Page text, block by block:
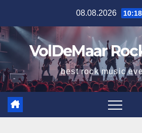
содержимому
08.08.2026 10:18
VolDeMaar
best rock music